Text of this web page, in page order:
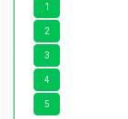
1
2
3
4
5